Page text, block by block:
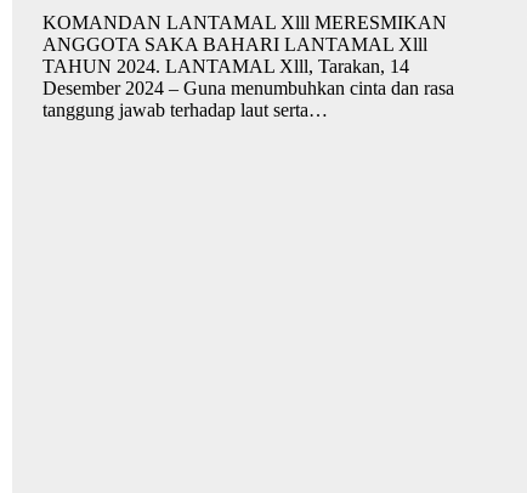
KOMANDAN LANTAMAL Xlll MERESMIKAN
ANGGOTA SAKA BAHARI LANTAMAL Xlll
TAHUN 2024. LANTAMAL Xlll, Tarakan, 14
Desember 2024 – Guna menumbuhkan cinta dan rasa
tanggung jawab terhadap laut serta…